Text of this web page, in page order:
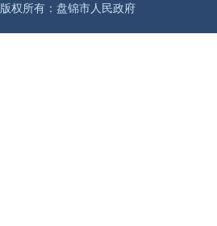
版权所有：盘锦市人民政府